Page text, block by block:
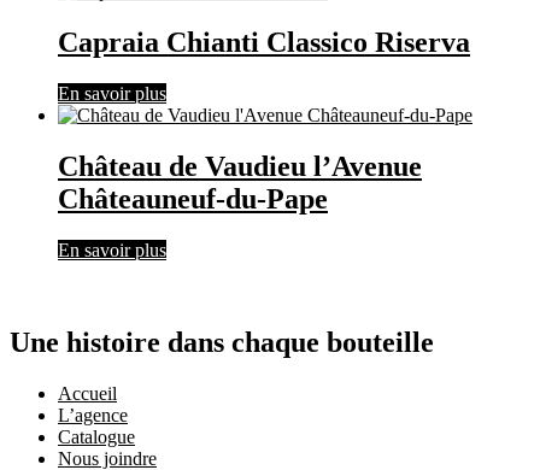
Capraia Chianti Classico Riserva
En savoir plus
Château de Vaudieu l’Avenue
Châteauneuf-du-Pape
En savoir plus
Une histoire dans chaque bouteille
Accueil
L’agence
Catalogue
Nous joindre